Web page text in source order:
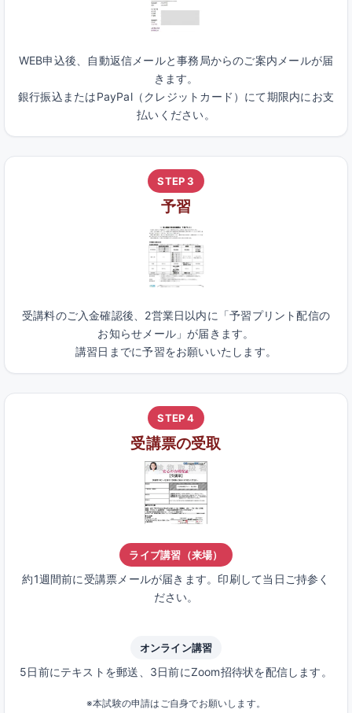
WEB申込後、自動返信メールと事務局からのご案内メールが届
きます。
銀行振込またはPayPal（クレジットカード）にて期限内にお支
払いください。
STEP 3
予習
受講料のご入金確認後、2営業日以内に「予習プリント配信の
お知らせメール」が届きます。
講習日までに予習をお願いいたします。
STEP 4
受講票の受取
ライブ講習（来場）
約1週間前に受講票メールが届きます。印刷して当日ご持参く
ださい。
オンライン講習
5日前にテキストを郵送、3日前にZoom招待状を配信します。
※本試験の申請はご自身でお願いします。